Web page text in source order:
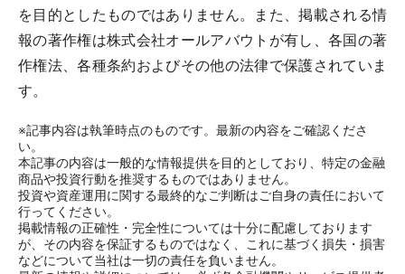
を目的としたものではありません。また、掲載される情
報の著作権は株式会社オールアバウトが有し、各国の著
作権法、各種条約およびその他の法律で保護されていま
す。
※記事内容は執筆時点のものです。最新の内容をご確認くださ
い。
本記事の内容は一般的な情報提供を目的としており、特定の金融
商品や投資行動を推奨するものではありません。
投資や資産運用に関する最終的なご判断はご自身の責任において
行ってください。
掲載情報の正確性・完全性については十分に配慮しております
が、その内容を保証するものではなく、これに基づく損失・損害
などについて当社は一切の責任を負いません。